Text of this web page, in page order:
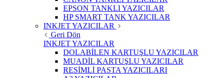
EPSON TANKLI YAZICILAR
HP SMART TANK YAZICILAR
INKJET YAZICILAR
Geri Dön
INKJET YAZICILAR
DOLABİLEN KARTUŞLU YAZICILAR
MUADİL KARTUŞLU YAZICILAR
RESİMLİ PASTA YAZICILARI